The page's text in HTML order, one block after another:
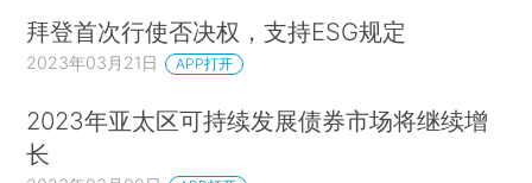
拜登首次行使否决权，支持ESG规定
2023年03月21日 APP打开
2023年亚太区可持续发展债券市场将继续增
长